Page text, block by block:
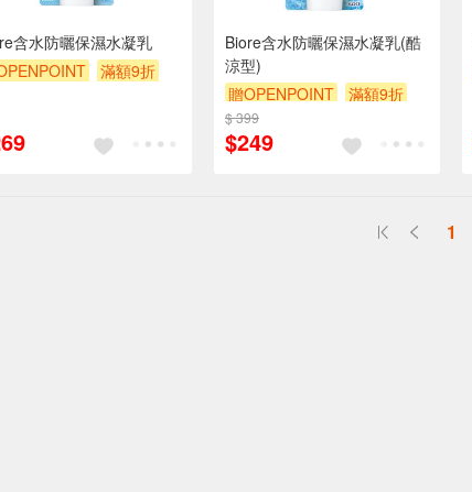
含水防曬保濕水凝乳
滿額9折
Biore含水防曬保濕水凝乳(酷
涼型)
贈OPENPOINT
滿額9折
贈$200
$ 399
$249
1